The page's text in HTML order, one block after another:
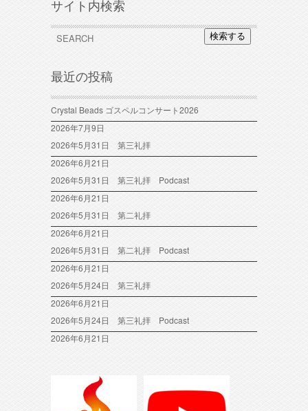
サイト内検索
検索する
最近の投稿
Crystal Beads ゴスペルコンサート2026
2026年7月9日
2026年5月31日 第三礼拝
2026年6月21日
2026年5月31日 第三礼拝 Podcast
2026年6月21日
2026年5月31日 第二礼拝
2026年6月21日
2026年5月31日 第二礼拝 Podcast
2026年6月21日
2026年5月24日 第三礼拝
2026年6月21日
2026年5月24日 第三礼拝 Podcast
2026年6月21日